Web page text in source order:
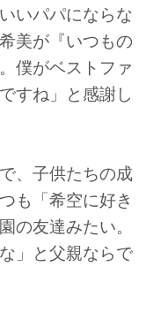
いパパにならな
美が『いつもの
僕がベストファ
すね」と感謝し
、子供たちの成
も「希空に好き
の友達みたい。
」と父親ならで